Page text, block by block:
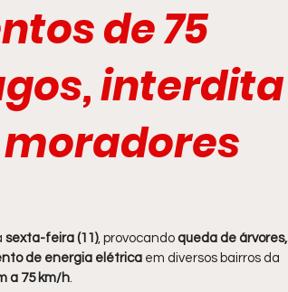
de 75
interdita
moradores
sexta-feira (11), provocando queda de árvores,
de energia elétrica em diversos bairros da
a 75 km/h.